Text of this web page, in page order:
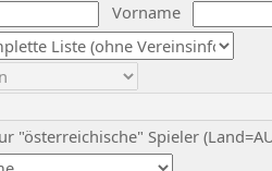
Vorname
"österreichische" Spieler